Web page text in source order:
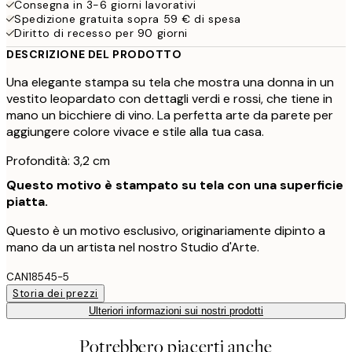
Consegna in 3-6 giorni lavorativi
Spedizione gratuita sopra 59 € di spesa
Diritto di recesso per 90 giorni
DESCRIZIONE DEL PRODOTTO
Una elegante stampa su tela che mostra una donna in un
vestito leopardato con dettagli verdi e rossi, che tiene in
mano un bicchiere di vino. La perfetta arte da parete per
aggiungere colore vivace e stile alla tua casa.
Profondità: 3,2 cm
Questo motivo è stampato su tela con una superficie
piatta.
Questo è un motivo esclusivo, originariamente dipinto a
mano da un artista nel nostro Studio d'Arte.
CAN18545-5
Storia dei prezzi
Ulteriori informazioni sui nostri prodotti
Potrebbero piacerti anche